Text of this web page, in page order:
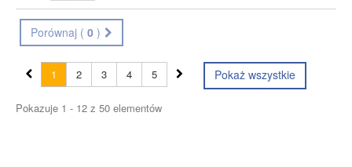
Porównaj ( 0 )
Pokaż wszystkie
1 2 3 4 5
Pokazuje 1 - 12 z 50 elementów